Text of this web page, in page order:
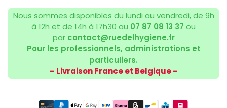
Nous sommes disponibles du lundi au vendredi, de 9h
à 12h et de 14h à 17h30 au 07 87 08 13 37 ou
par contact@ruedelhygiene.fr
Pour les professionnels, administrations et
particuliers.
– Livraison France et Belgique –